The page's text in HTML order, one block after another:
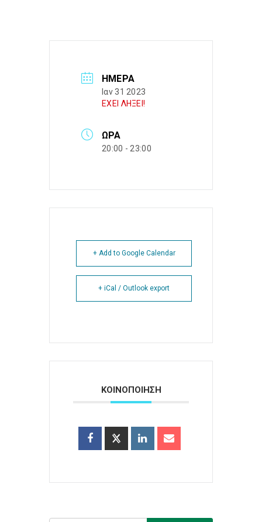
ΗΜΈΡΑ
Ιαν 31 2023
ΕΧΕΙ ΛΗΞΕΙ!
ΏΡΑ
20:00 - 23:00
+ Add to Google Calendar
+ iCal / Outlook export
ΚΟΙΝΟΠΟΙΗΣΗ